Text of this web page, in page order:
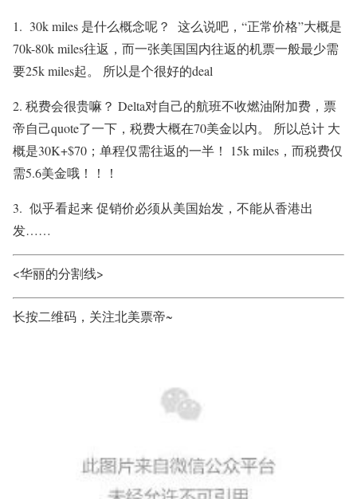
1. 30k miles 是什么概念呢？ 这么说吧，“正常价格”大概是
70k-80k miles往返，而一张美国国内往返的机票一般最少需
要25k miles起。 所以是个很好的deal
2. 税费会很贵嘛？ Delta对自己的航班不收燃油附加费，票
帝自己quote了一下，税费大概在70美金以内。 所以总计 大
概是30K+$70；单程仅需往返的一半！ 15k miles，而税费仅
需5.6美金哦！！！
3. 似乎看起来 促销价必须从美国始发，不能从香港出
发……
<华丽的分割线>
长按二维码，关注北美票帝~